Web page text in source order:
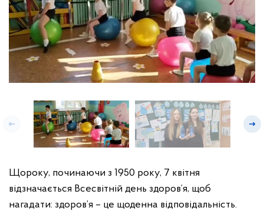
Щороку, починаючи з 1950 року, 7 квітня
відзначається Всесвітній день здоров’я, щоб
нагадати: здоров’я – це щоденна відповідальність.